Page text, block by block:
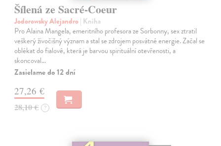
Šílená ze Sacré-Coeur
Jodorowsky Alejandro| Kniha
Pro Alaina Mangela, emeritního profesora ze Sorbonny, sex ztratil
veškerý živočišný význam a stal se zdrojem posvátné energie. Začal se
oblékat do fialové, která je barvou spirituální otevřenosti, a
skoncoval…
Zasielame do 12 dní
27,26 €
28,10 € ?